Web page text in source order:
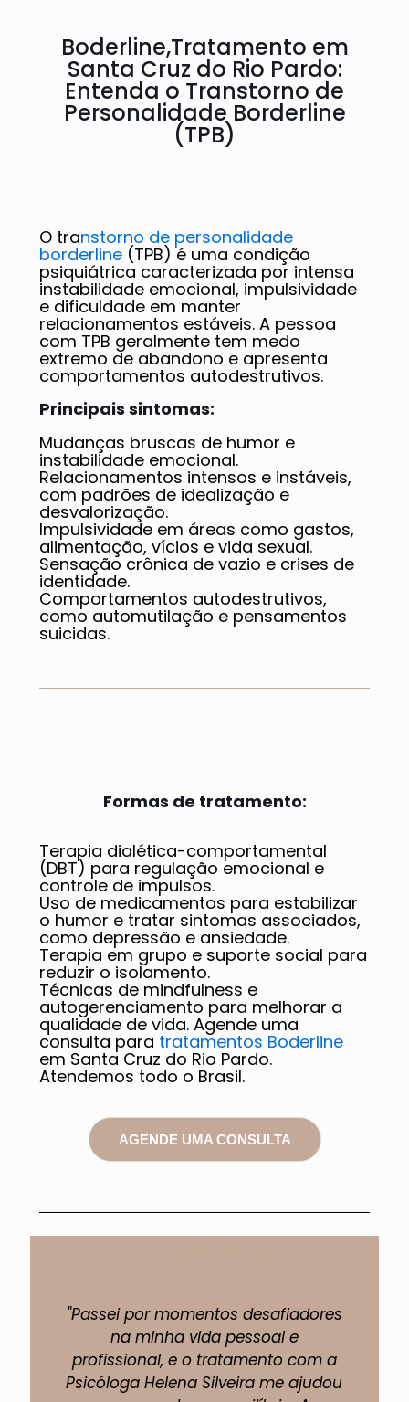
Boderline,Tratamento em
Santa Cruz do Rio Pardo:
Entenda o Transtorno de
Personalidade Borderline
(TPB)
O transtorno de personalidade
borderline (TPB) é uma condição
psiquiátrica caracterizada por intensa
instabilidade emocional, impulsividade
e dificuldade em manter
relacionamentos estáveis. A pessoa
com TPB geralmente tem medo
extremo de abandono e apresenta
comportamentos autodestrutivos.
Principais sintomas:
Mudanças bruscas de humor e
instabilidade emocional.
Relacionamentos intensos e instáveis,
com padrões de idealização e
desvalorização.
Impulsividade em áreas como gastos,
alimentação, vícios e vida sexual.
Sensação crônica de vazio e crises de
identidade.
Comportamentos autodestrutivos,
como automutilação e pensamentos
suicidas.
Formas de tratamento:
Terapia dialética-comportamental
(DBT) para regulação emocional e
controle de impulsos.
Uso de medicamentos para estabilizar
o humor e tratar sintomas associados,
como depressão e ansiedade.
Terapia em grupo e suporte social para
reduzir o isolamento.
Técnicas de mindfulness e
autogerenciamento para melhorar a
qualidade de vida. Agende uma
consulta para tratamentos Boderline
em Santa Cruz do Rio Pardo.
Atendemos todo o Brasil.
AGENDE UMA CONSULTA
"Passei por momentos desafiadores
na minha vida pessoal e
profissional, e o tratamento com a
Psicóloga Helena Silveira me ajudou